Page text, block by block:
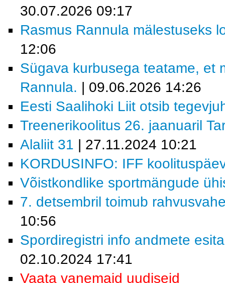
30.07.2026 09:17
Rasmus Rannula mälestuseks
12:06
Sügava kurbusega teatame, et
Rannula. | 09.06.2026 14:26
Eesti Saalihoki Liit otsib
Treenerikoolitus 26. jaanuaril
Alaliit 31 | 27.11.2024 10:21
KORDUSINFO: IFF
Võistkondlike sportmängude
7. detsembril toimub
10:56
Spordiregistri info andmete
02.10.2024 17:41
Vaata vanemaid uudiseid